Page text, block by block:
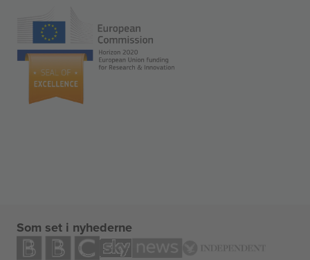
Som set i nyhederne